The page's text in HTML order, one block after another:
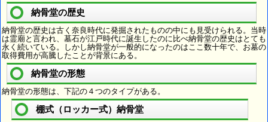
納骨堂の歴史
納骨堂の歴史は古く奈良時代に発掘されたものの中にも見受けられる。当時
は霊廟と言われ、墓石が江戸時代に誕生したのに比べ納骨堂の歴史はとても
永く続いている。しかし納骨堂が一般的になったのはここ数十年で、お墓の
取得費用が高騰したことが背景にある。
納骨堂の形態
納骨堂の形態は、下記の４つのタイプがある。
棚式（ロッカー式）納骨堂